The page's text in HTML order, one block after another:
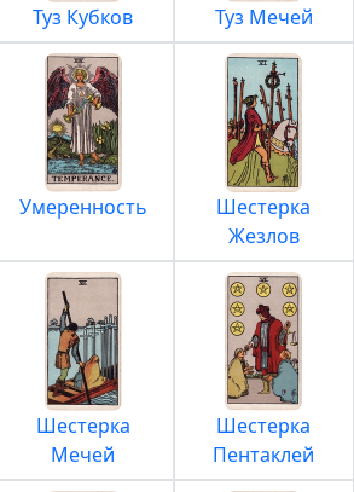
Туз Кубков Туз Мечей
Умеренность
Шестерка
Жезлов
Шестерка
Мечей
Шестерка
Пентаклей